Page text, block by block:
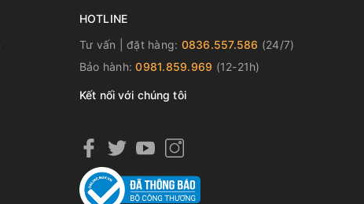
HOTLINE
Tư vấn | đặt hàng: 0836.557.586 (24/7)
Bảo hành:0981.859.969 (12-21h)
Kết nối với chúng tôi